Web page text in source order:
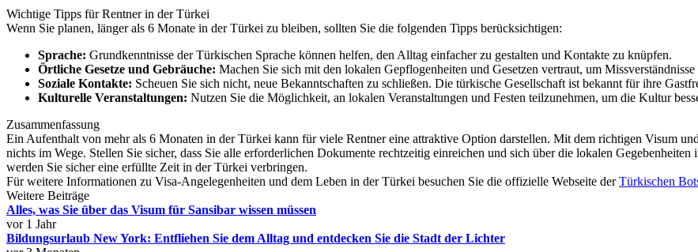
Wichtige Tipps für Rentner in der Türkei
Wenn Sie planen, länger als 6 Monate in der Türkei zu bleiben, sollten Sie die folgenden Tipps berücksichtigen:
Sprache: Grundkenntnisse der Türkischen Sprache können helfen, den Alltag einfacher zu gestalten und Kontakte zu knüpfen.
Örtliche Gesetze und Gebräuche: Machen Sie sich mit den lokalen Gepflogenheiten und Gesetzen vertraut, um
Soziale Kontakte: Scheuen Sie sich nicht, neue Bekanntschaften zu schließen. Die türkische Gesellschaft ist bekannt für ihre
Kulturelle Veranstaltungen: Nutzen Sie die Möglichkeit, an lokalen Veranstaltungen und Festen teilzunehmen, um die Kultur
Zusammenfassung
Ein Aufenthalt von mehr als 6 Monaten in der Türkei kann für viele Rentner eine attraktive Option darstellen. Mit dem richtigen Visum
nichts im Wege. Stellen Sie sicher, dass Sie alle erforderlichen Dokumente rechtzeitig einreichen und sich über die lokalen
werden Sie sicher eine erfüllte Zeit in der Türkei verbringen.
Für weitere Informationen zu Visa-Angelegenheiten und dem Leben in der Türkei besuchen Sie die offizielle Webseite derTürkischen
Weitere Beiträge
Alles, was Sie über das Visum für Sansibar wissen müssen
vor 1 Jahr
Bildungsurlaub New York: Entfliehen Sie dem Alltag und entdecken Sie die Stadt der Lichter